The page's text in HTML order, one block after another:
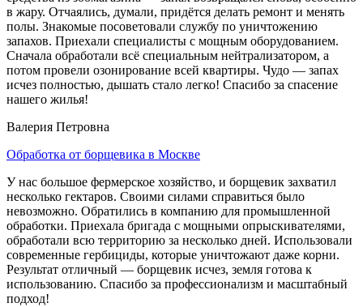
в жару. Отчаялись, думали, придётся делать ремонт и менять
полы. Знакомые посоветовали службу по уничтожению
запахов. Приехали специалисты с мощным оборудованием.
Сначала обработали всё специальным нейтрализатором, а
потом провели озонирование всей квартиры. Чудо — запах
исчез полностью, дышать стало легко! Спасибо за спасение
нашего жилья!
Валерия Петровна
Обработка от борщевика в Москве
У нас большое фермерское хозяйство, и борщевик захватил
несколько гектаров. Своими силами справиться было
невозможно. Обратились в компанию для промышленной
обработки. Приехала бригада с мощными опрыскивателями,
обработали всю территорию за несколько дней. Использовали
современные гербициды, которые уничтожают даже корни.
Результат отличный — борщевик исчез, земля готова к
использованию. Спасибо за профессионализм и масштабный
подход!